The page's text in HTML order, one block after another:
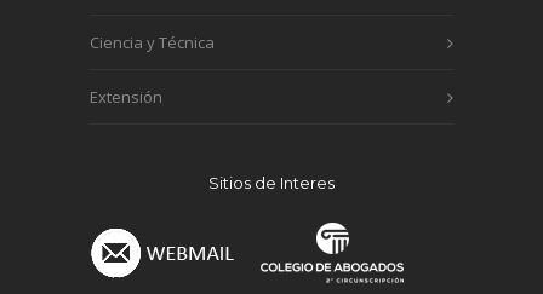
Ciencia y Técnica
Extensión
Sitios de Interes